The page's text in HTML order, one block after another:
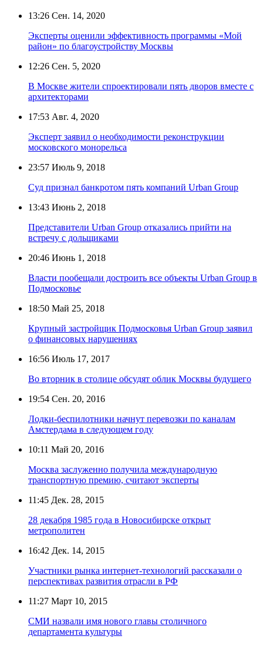
13:26 Сен. 14, 2020
Эксперты оценили эффективность программы «Мой
район» по благоустройству Москвы
12:26 Сен. 5, 2020
В Москве жители спроектировали пять дворов вместе с
архитекторами
17:53 Авг. 4, 2020
Эксперт заявил о необходимости реконструкции
московского монорельса
23:57 Июль 9, 2018
Суд признал банкротом пять компаний Urban Group
13:43 Июнь 2, 2018
Представители Urban Group отказались прийти на
встречу с дольщиками
20:46 Июнь 1, 2018
Власти пообещали достроить все объекты Urban Group в
Подмосковье
18:50 Май 25, 2018
Крупный застройщик Подмосковья Urban Group заявил
о финансовых нарушениях
16:56 Июль 17, 2017
Во вторник в столице обсудят облик Москвы будущего
19:54 Сен. 20, 2016
Лодки-беспилотники начнут перевозки по каналам
Амстердама в следующем году
10:11 Май 20, 2016
Москва заслуженно получила международную
транспортную премию, считают эксперты
11:45 Дек. 28, 2015
28 декабря 1985 года в Новосибирске открыт
метрополитен
16:42 Дек. 14, 2015
Участники рынка интернет-технологий рассказали о
перспективах развития отрасли в РФ
11:27 Март 10, 2015
СМИ назвали имя нового главы столичного
департамента культуры